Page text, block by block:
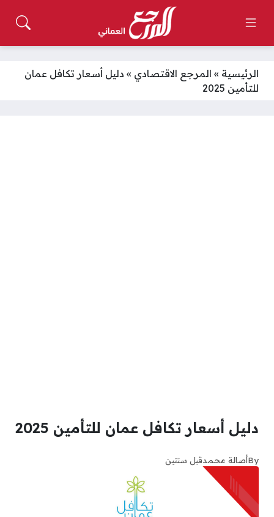
الرئيسية » المرجع الاقتصادي » دليل أسعار تكافل عمان
للتأمين 2025
دليل أسعار تكافل عمان للتأمين 2025
Byأصالة محمدقبل سنتين